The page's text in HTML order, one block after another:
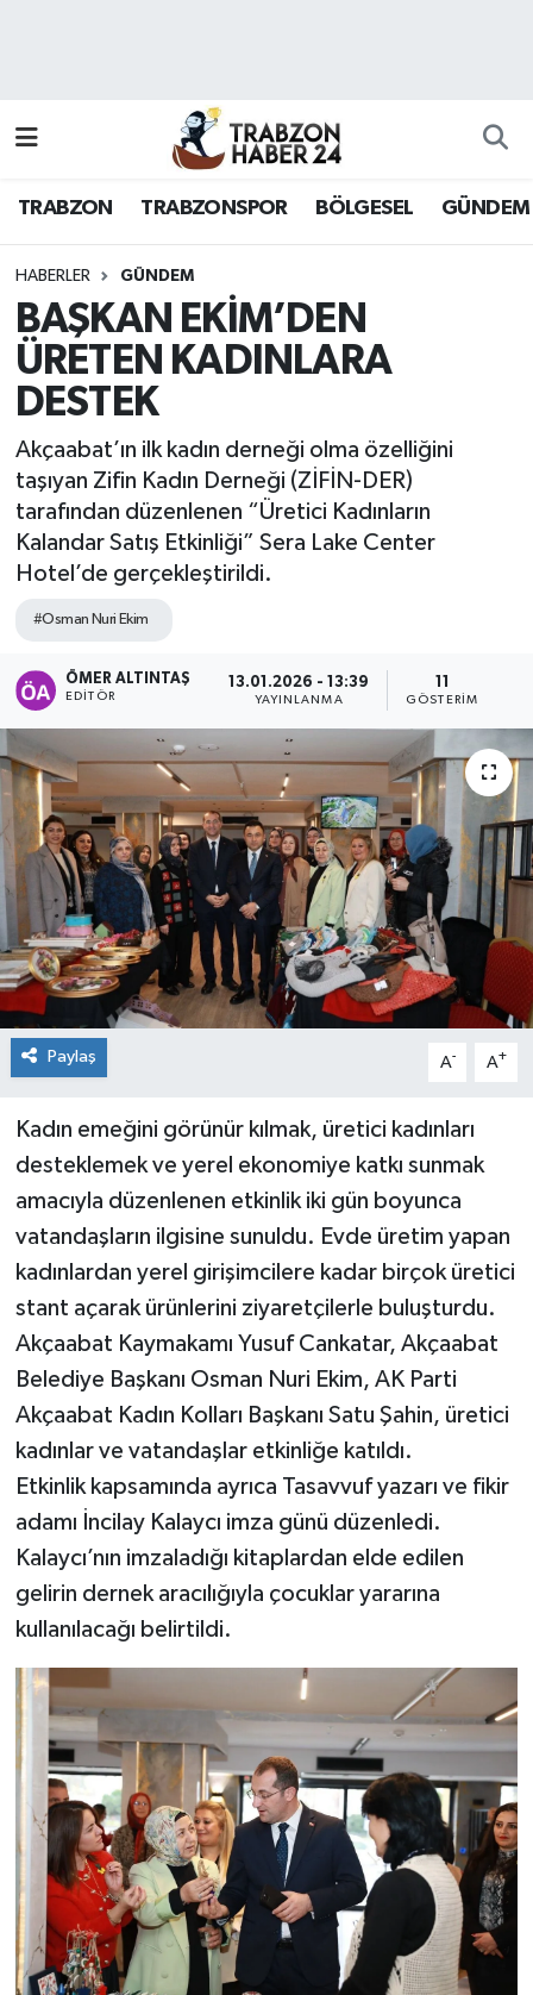
TRABZON TRABZONSPOR BÖLGESEL GÜNDEM
HABERLER GÜNDEM
BAŞKAN EKİM’DEN
ÜRETEN KADINLARA
DESTEK
Akçaabat’ın ilk kadın derneği olma özelliğini
taşıyan Zifin Kadın Derneği (ZİFİN-DER)
tarafından düzenlenen “Üretici Kadınların
Kalandar Satış Etkinliği” Sera Lake Center
Hotel’de gerçekleştirildi.
#Osman Nuri Ekim
ÖMER ALTINTAŞ
EDITÖR
13.01.2026 - 13:39
YAYINLANMA
11
GÖSTERIM
Paylaş A- A+
Kadın emeğini görünür kılmak, üretici kadınları
desteklemek ve yerel ekonomiye katkı sunmak
amacıyla düzenlenen etkinlik iki gün boyunca
vatandaşların ilgisine sunuldu. Evde üretim yapan
kadınlardan yerel girişimcilere kadar birçok üretici
stant açarak ürünlerini ziyaretçilerle buluşturdu.
Akçaabat Kaymakamı Yusuf Cankatar, Akçaabat
Belediye Başkanı Osman Nuri Ekim, AK Parti
Akçaabat Kadın Kolları Başkanı Satu Şahin, üretici
kadınlar ve vatandaşlar etkinliğe katıldı.
Etkinlik kapsamında ayrıca Tasavvuf yazarı ve fikir
adamı İncilay Kalaycı imza günü düzenledi.
Kalaycı’nın imzaladığı kitaplardan elde edilen
gelirin dernek aracılığıyla çocuklar yararına
kullanılacağı belirtildi.
Hava Durumu
Namaz Vakitleri
Trafik Durumu
Süper Lig Puan Durumu ve Fikstür
Tüm Manşetler
Son Dakika Haberleri
Haber Arşivi